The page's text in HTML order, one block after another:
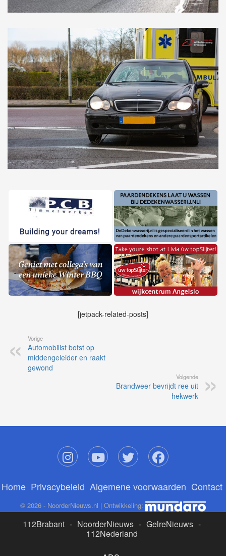
[jetpack-related-posts]
Vorige
Automobilist botst op
middengeleider en raakt
gewond
Volgende
Brandweer bevrijdt ree uit
hekwerk
Home Privacybeleid Algemene voorwaarden Contact
© 2026 - NoorderNieuws.nl | Ontwikkeling:
112Brabant - NoorderNieuws - GelreNieuws -
112Nederland